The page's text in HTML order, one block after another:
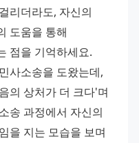
리더라도, 자신의
도움을 통해
점을 기억하세요.
사소송을 도왔는데,
의 상처가 더 크다'며
송 과정에서 자신의
을 지는 모습을 보며